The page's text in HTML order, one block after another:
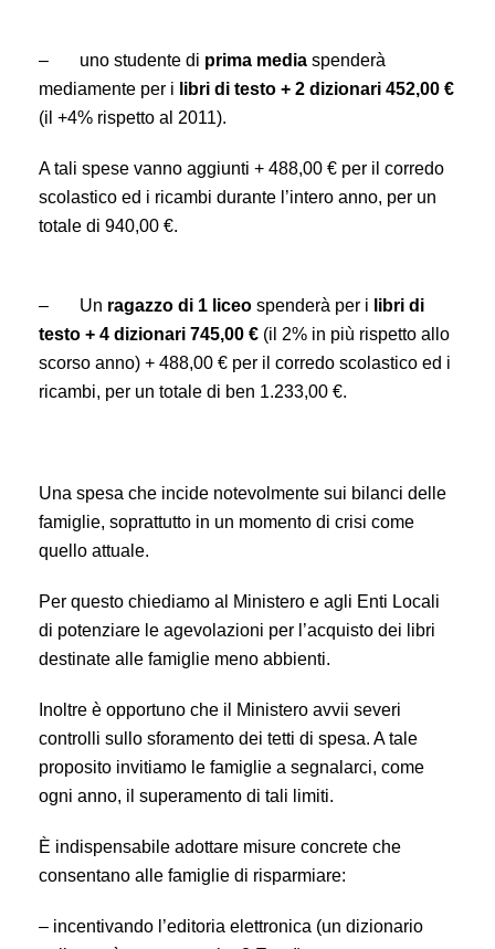
– uno studente di prima media spenderà
mediamente per i libri di testo + 2 dizionari 452,00 €
(il +4% rispetto al 2011).
A tali spese vanno aggiunti + 488,00 € per il corredo
scolastico ed i ricambi durante l’intero anno, per un
totale di 940,00 €.
– Un ragazzo di 1 liceo spenderà per i libri di
testo + 4 dizionari 745,00 € (il 2% in più rispetto allo
scorso anno) + 488,00 € per il corredo scolastico ed i
ricambi, per un totale di ben 1.233,00 €.
Una spesa che incide notevolmente sui bilanci delle
famiglie, soprattutto in un momento di crisi come
quello attuale.
Per questo chiediamo al Ministero e agli Enti Locali
di potenziare le agevolazioni per l’acquisto dei libri
destinate alle famiglie meno abbienti.
Inoltre è opportuno che il Ministero avvii severi
controlli sullo sforamento dei tetti di spesa. A tale
proposito invitiamo le famiglie a segnalarci, come
ogni anno, il superamento di tali limiti.
È indispensabile adottare misure concrete che
consentano alle famiglie di risparmiare:
– incentivando l’editoria elettronica (un dizionario